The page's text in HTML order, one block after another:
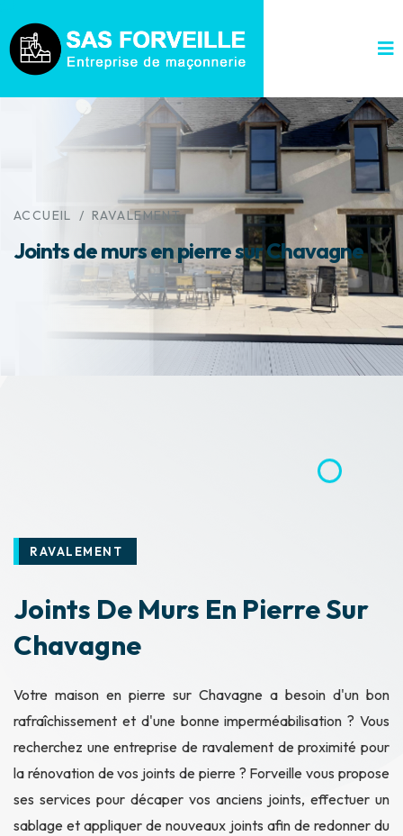
ACCUEIL / RAVALEMENT
Joints de murs en pierre sur Chavagne
RAVALEMENT
Joints De Murs En Pierre Sur
Chavagne
Votre maison en pierre sur Chavagne a besoin d'un bon
rafraîchissement et d'une bonne imperméabilisation ? Vous
recherchez une entreprise de ravalement de proximité pour
la rénovation de vos joints de pierre ? Forveille vous propose
ses services pour décaper vos anciens joints, effectuer un
sablage et appliquer de nouveaux joints afin de redonner du